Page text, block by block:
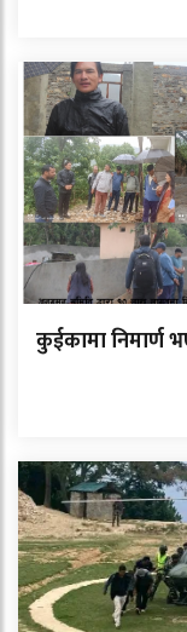
कुईकामा निमार्ण